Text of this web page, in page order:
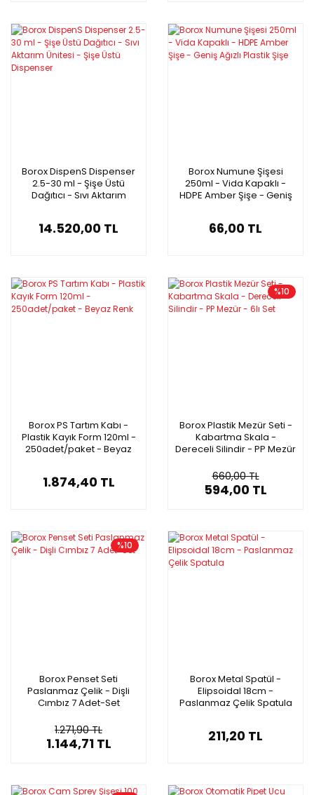
Borox DispenS Dispenser
2.5-30 ml - Şişe Üstü
Dağıtıcı - Sıvı Aktarım
14.520,00 TL
Borox Numune Şişesi
250ml - Vida Kapaklı -
HDPE Amber Şişe - Geniş
66,00 TL
Borox PS Tartım Kabı -
Plastik Kayık Form 120ml -
250adet/paket - Beyaz
1.874,40 TL
%10
Borox Plastik Mezür Seti -
Kabartma Skala -
Dereceli Silindir - PP Mezür
660,00 TL
594,00 TL
%10
Borox Penset Seti
Paslanmaz Çelik - Dişli
Cımbız 7 Adet-Set
1.271,90 TL
1.144,71 TL
Borox Metal Spatül -
Elipsoidal 18cm -
Paslanmaz Çelik Spatula
211,20 TL